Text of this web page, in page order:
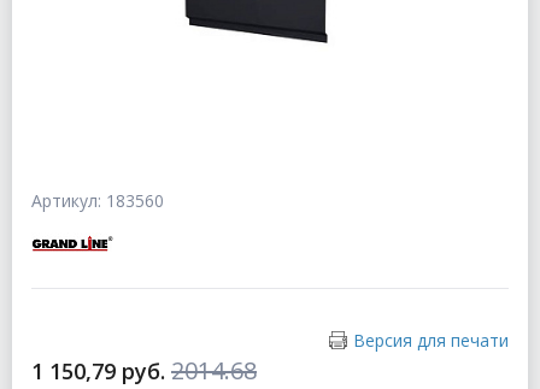
Артикул: 183560
Версия для печати
1 150,79 руб. 2014.68